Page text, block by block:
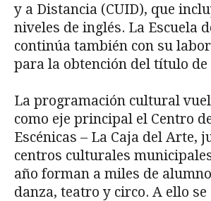
y a Distancia (CUID), que
niveles de inglés. La Escuela
continúa también con su
para la obtención del título de
La programación cultural
como eje principal el Centro
Escénicas – La Caja del Arte,
centros culturales
año forman a miles de
danza, teatro y circo. A ello se